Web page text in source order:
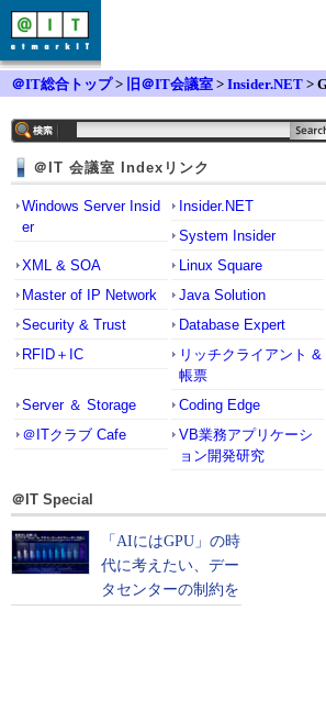
＠IT総合トップ> 旧＠IT会議室 > Insider.NET >
＠IT 会議室 Indexリンク
Windows Server Insid
er
Insider.NET
System Insider
XML & SOA
Linux Square
Master of IP Network
Java Solution
Security & Trust
Database Expert
RFID＋IC
リッチクライアント &
帳票
Server ＆ Storage
Coding Edge
＠ITクラブ Cafe
VB業務アプリケーシ
ョン開発研究
＠IT Special